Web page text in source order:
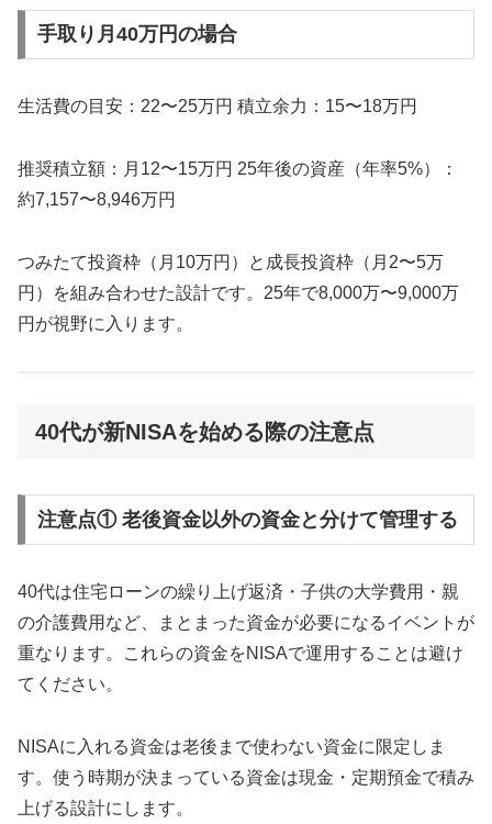
手取り月40万円の場合
生活費の目安：22〜25万円 積立余力：15〜18万円
推奨積立額：月12〜15万円 25年後の資産（年率5%）：
約7,157〜8,946万円
つみたて投資枠（月10万円）と成長投資枠（月2〜5万
円）を組み合わせた設計です。25年で8,000万〜9,000万
円が視野に入ります。
40代が新NISAを始める際の注意点
注意点① 老後資金以外の資金と分けて管理する
40代は住宅ローンの繰り上げ返済・子供の大学費用・親
の介護費用など、まとまった資金が必要になるイベントが
重なります。これらの資金をNISAで運用することは避け
てください。
NISAに入れる資金は老後まで使わない資金に限定しま
す。使う時期が決まっている資金は現金・定期預金で積み
上げる設計にします。